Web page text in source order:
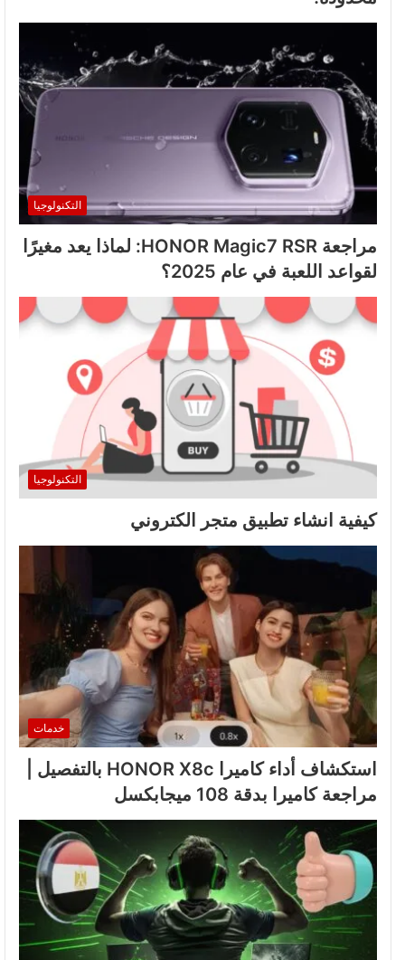
التكنولوجيا
مراجعة HONOR Magic7 RSR: لماذا يعد مغيرًا
لقواعد اللعبة في عام 2025؟
التكنولوجيا
كيفية انشاء تطبيق متجر الكتروني
خدمات
استكشاف أداء كاميرا HONOR X8c بالتفصيل |
مراجعة كاميرا بدقة 108 ميجابكسل